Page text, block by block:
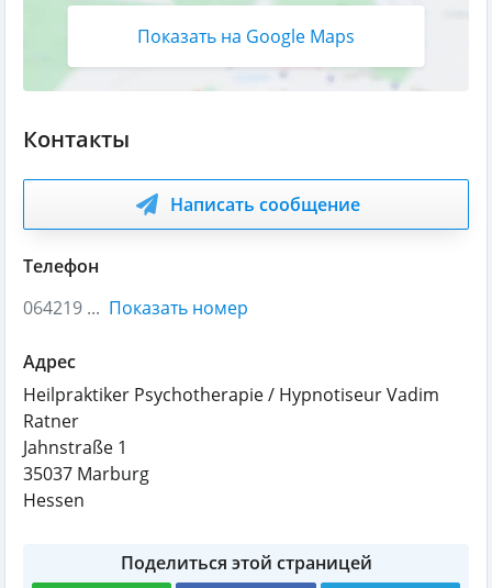
Показать на Google Maps
Контакты
Написать сообщение
Телефон
064219 ... Показать номер
Адрес
Heilpraktiker Psychotherapie / Hypnotiseur Vadim
Ratner
Jahnstraße 1
35037 Marburg
Hessen
Поделиться этой страницей